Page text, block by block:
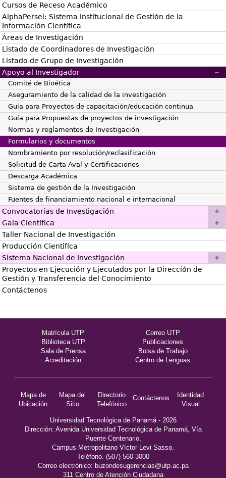
Cursos de Receso Académico
AlphaPersei: Sistema Institucional de Gestión de la
Información Científica
Áreas de Investigación
Listado de Coordinadores de Investigación
Listado de Grupo de Investigación
Apoyo al Investigador
Comité de Bioética
Aseguramiento de la calidad de la investigación
Guía para Proyectos de capacitación/educación continua
Guía para Propuestas de proyectos de investigación
Normas y reglamentos de Investigación
Formularios y documentos
Nombramiento por resolución/reclasificación
Solicitud de Carta Aval y Certificaciones
Descarga Académica
Sistema de gestión de la Investigación
Fuentes de financiamiento nacional e internacional
Convocatorias de Investigación
Gala Científica
Taller Nacional de Investigación
Producción Cientifíca
Sistema Nacional de Investigación
Proyectos en Ejecución y Ejecutados por la Dirección de
Gestión y Transferencia del Conocimiento
Contáctenos
Matrícula UTP
Correo UTP
Biblioteca UTP
Publicaciones
Sala de Prensa
Bolsa de Trabajo
Acreditación
Centro de Lenguas
Mapa de
Ubicación
Mapa del
Sitio
Directorio
Telefónico
Contáctenos
Identidad
Visual
Universidad Tecnológica de Panamá - 2026
Dirección: Avenida Universidad Tecnológica de Panamá, Vía
Puente Centenario,
Campus Metropolitano Víctor Levi Sasso.
Teléfono. (507) 560-3000
Correo electrónico: buzondesugerencias@utp.ac.pa
311 Centro de Atención Ciudadana